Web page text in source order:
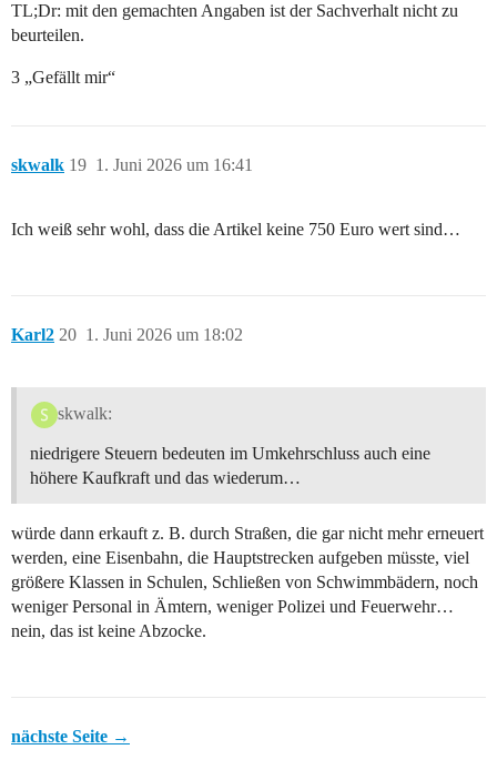
TL;Dr: mit den gemachten Angaben ist der Sachverhalt nicht zu
beurteilen.
3 „Gefällt mir“
skwalk 1. Juni 2026 um 16:41
19
Ich weiß sehr wohl, dass die Artikel keine 750 Euro wert sind…
Karl2 1. Juni 2026 um 18:02
20
skwalk:
niedrigere Steuern bedeuten im Umkehrschluss auch eine
höhere Kaufkraft und das wiederum…
würde dann erkauft z. B. durch Straßen, die gar nicht mehr erneuert
werden, eine Eisenbahn, die Hauptstrecken aufgeben müsste, viel
größere Klassen in Schulen, Schließen von Schwimmbädern, noch
weniger Personal in Ämtern, weniger Polizei und Feuerwehr…
nein, das ist keine Abzocke.
nächste Seite →